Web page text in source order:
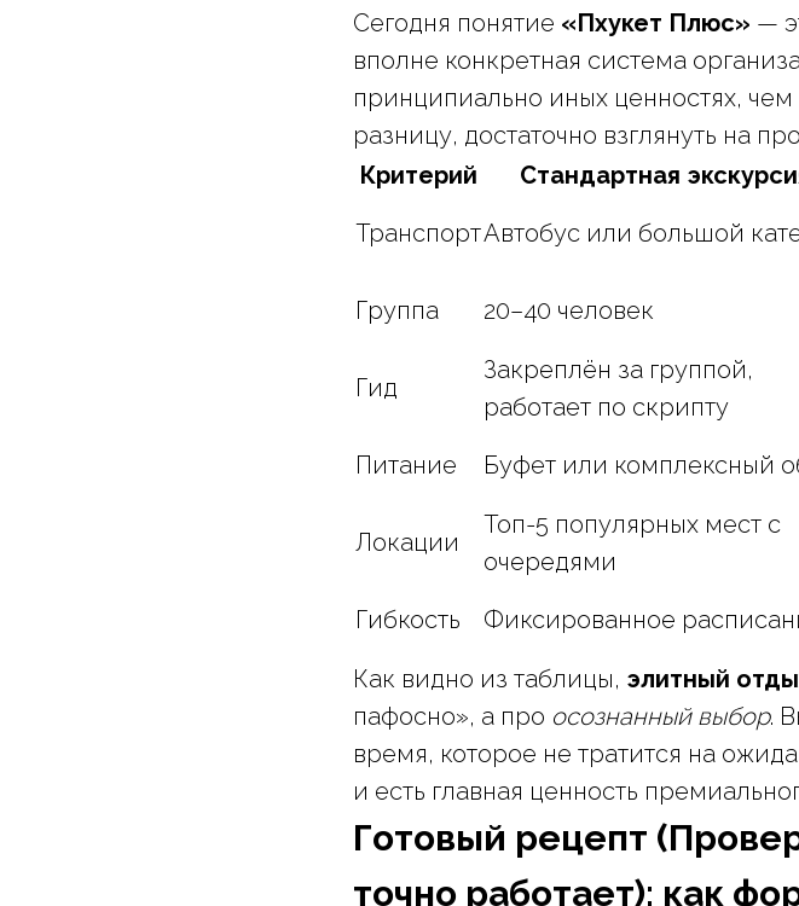
Сегодня понятие «Пхукет Плюс» —
вполне конкретная система
принципиально иных ценностях,
разницу, достаточно взглянуть на
Критерий
Стандартная
ТранспортАвтобус или большой
Группа
20–40 человек
Гид
Закреплён за группой,
работает по скрипту
Питание
Буфет или комплексный
Локации
Топ-5 популярных мест с
очередями
Гибкость
Фиксированное
Как видно из таблицы, элитный
пафосно», а про осознанный выбор.
время, которое не тратится на
и есть главная ценность
Готовый рецепт
точно работает): как